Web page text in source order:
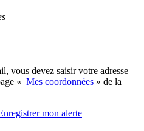
vous devez saisir votre adresse
« Mes coordonnées » de la
mon alerte